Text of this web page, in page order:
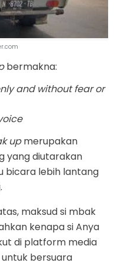
bermakna:
and without fear or
upmerupakan
yang diutarakan
bicara lebih lantang
maksud si mbak
kenapa si Anya
di platform media
bersuara